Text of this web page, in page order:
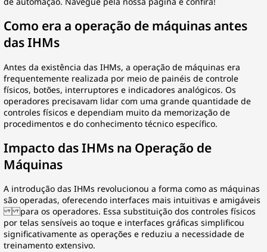
Como era a operação de máquinas antes
das IHMs
Antes da existência das IHMs, a operação de máquinas era
frequentemente realizada por meio de painéis de controle
físicos, botões, interruptores e indicadores analógicos. Os
operadores precisavam lidar com uma grande quantidade de
controles físicos e dependiam muito da memorização de
procedimentos e do conhecimento técnico específico.
Impacto das IHMs na Operação de
Máquinas
A introdução das IHMs revolucionou a forma como as máquinas
são operadas, oferecendo interfaces mais intuitivas e amigáveis
para os operadores. Essa substituição dos controles físicos
por telas sensíveis ao toque e interfaces gráficas simplificou
significativamente as operações e reduziu a necessidade de
treinamento extensivo.